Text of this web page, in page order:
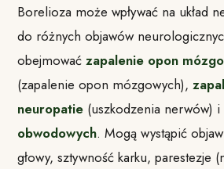
Borelioza może wpływać na układ
do różnych objawów
obejmowaćzapalenie opon
(zapalenie opon mózgowych),
neuropatie (uszkodzenia nerwów) i
obwodowych. Mogą wystąpić
głowy, sztywność karku, parestezje